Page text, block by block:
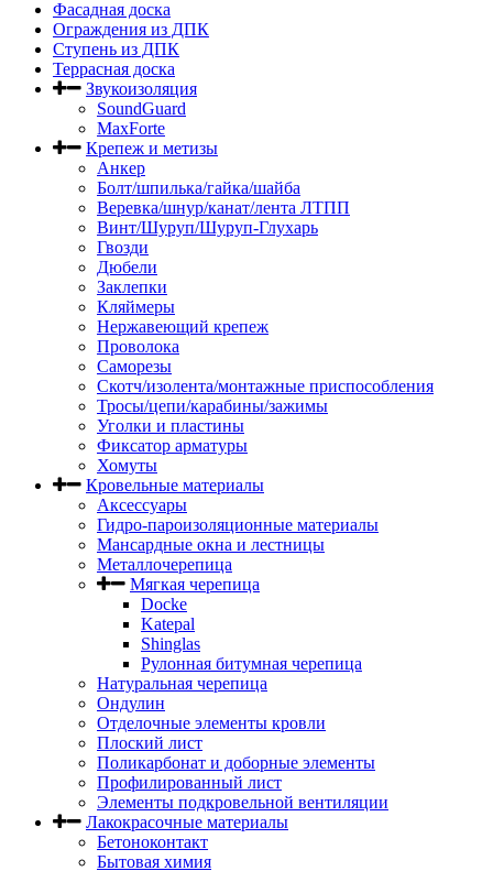
Фасадная доска
Ограждения из ДПК
Ступень из ДПК
Террасная доска
Звукоизоляция
SoundGuard
MaxForte
Крепеж и метизы
Анкер
Болт/шпилька/гайка/шайба
Веревка/шнур/канат/лента ЛТПП
Винт/Шуруп/Шуруп-Глухарь
Гвозди
Дюбели
Заклепки
Кляймеры
Нержавеющий крепеж
Проволока
Саморезы
Скотч/изолента/монтажные приспособления
Тросы/цепи/карабины/зажимы
Уголки и пластины
Фиксатор арматуры
Хомуты
Кровельные материалы
Аксессуары
Гидро-пароизоляционные материалы
Мансардные окна и лестницы
Металлочерепица
Мягкая черепица
Docke
Katepal
Shinglas
Рулонная битумная черепица
Натуральная черепица
Ондулин
Отделочные элементы кровли
Плоский лист
Поликарбонат и доборные элементы
Профилированный лист
Элементы подкровельной вентиляции
Лакокрасочные материалы
Бетоноконтакт
Бытовая химия